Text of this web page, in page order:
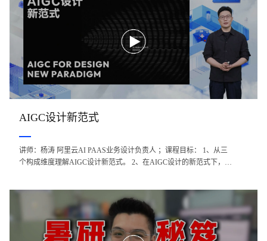
AIGC设计新范式
讲师：杨涛 阿里云AI PAAS业务设计负责人 ；课程目标： 1、从三
个构成维度理解AIGC设计新范式。 2、在AIGC设计的新范式下，生